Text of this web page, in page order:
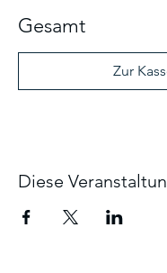
Gesamt
Zur
Diese